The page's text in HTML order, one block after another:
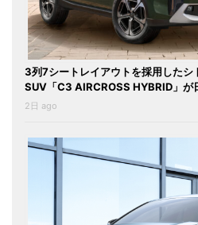
3列7シートレイアウトを採用したシ
SUV「C3 AIRCROSS HYBRID」が
2日 ago